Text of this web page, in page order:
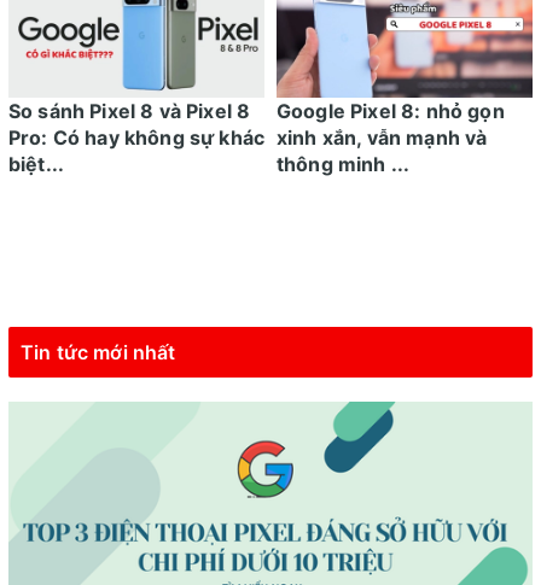
So sánh Pixel 8 và Pixel 8
Pro: Có hay không sự khác
biệt...
Google Pixel 8: nhỏ gọn
xinh xắn, vẫn mạnh và
thông minh ...
Tin tức mới nhất